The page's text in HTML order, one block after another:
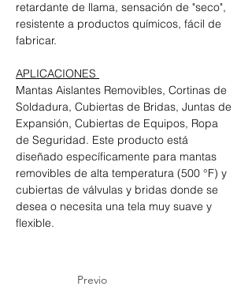
retardante de llama, sensación de "seco",
resistente a productos químicos, fácil de
fabricar.
APLICACIONES
Mantas Aislantes Removibles, Cortinas de
Soldadura, Cubiertas de Bridas, Juntas de
Expansión, Cubiertas de Equipos, Ropa
de Seguridad. Este producto está
diseñado específicamente para mantas
removibles de alta temperatura (500 °F) y
cubiertas de válvulas y bridas donde se
desea o necesita una tela muy suave y
flexible.
Previo